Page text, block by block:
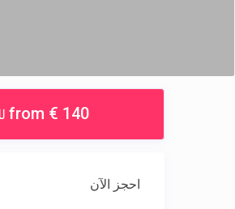
from € 140
احجز الآن